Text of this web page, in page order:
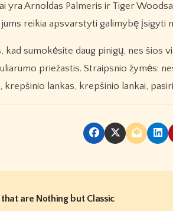
yra Arnoldas Palmeris ir Tiger
reikia apsvarstyti galimybę įsigyti
kad sumokėsite daug pinigų, nes
priežastis. Straipsnio žymės:
krepšinio lankas, krepšinio lankai,
are Nothing but Classic